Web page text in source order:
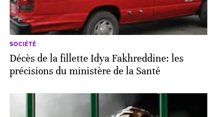
SOCIÉTÉ
Décès de la fillette Idya Fakhreddine: les
précisions du ministère de la Santé